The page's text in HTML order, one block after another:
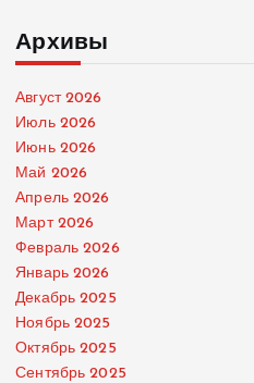
Архивы
Август 2026
Июль 2026
Июнь 2026
Май 2026
Апрель 2026
Март 2026
Февраль 2026
Январь 2026
Декабрь 2025
Ноябрь 2025
Октябрь 2025
Сентябрь 2025